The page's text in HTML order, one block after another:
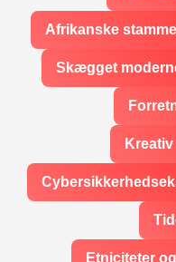
Afrikanske
Skægget
Etniciteter